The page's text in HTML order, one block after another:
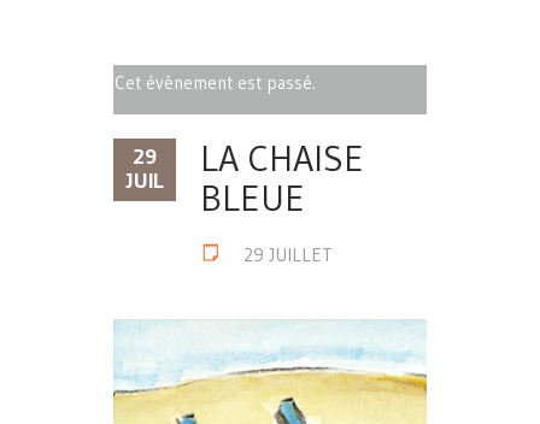
Cet évènement est passé.
29
JUIL
LA CHAISE
BLEUE
29 JUILLET